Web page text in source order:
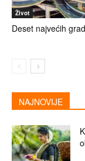
Život
Deset najvećih
NAJNOVIJE